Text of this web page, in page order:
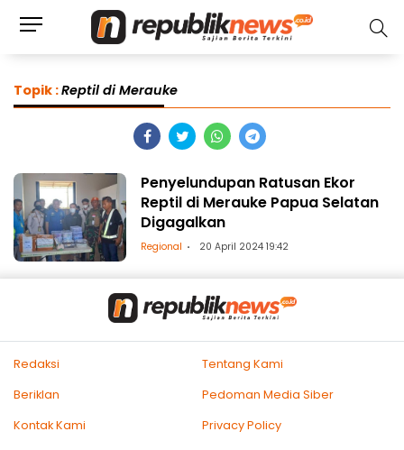
Topik :Reptil di Merauke
Penyelundupan Ratusan Ekor
Reptil di Merauke Papua Selatan
Digagalkan
Regional 20 April 2024 19:42
Redaksi
Tentang Kami
Beriklan
Pedoman Media Siber
Kontak Kami
Privacy Policy